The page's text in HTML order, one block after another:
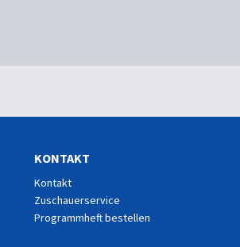
KONTAKT
Kontakt
Zuschauerservice
Programmheft bestellen